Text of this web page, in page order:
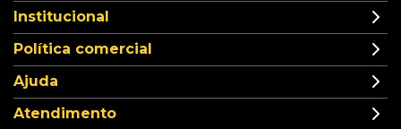
Institucional
Política comercial
Ajuda
Atendimento